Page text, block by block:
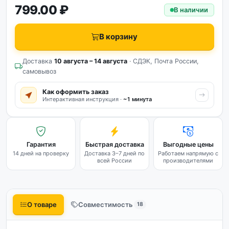
799.00 ₽ В наличии
В корзину
Доставка 10 августа – 14 августа · СДЭК, Почта России,
самовывоз
Как оформить заказ
Интерактивная инструкция · ~1 минута
Гарантия
14 дней на проверку
Быстрая доставка
Доставка 3–7 дней по
всей России
Выгодные цены
Работаем напрямую с
производителями
О товаре Совместимость 18